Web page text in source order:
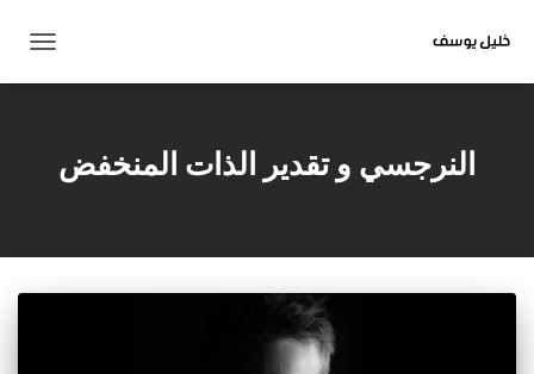
التنقل
النرجسي و تقدير الذات المنخفض